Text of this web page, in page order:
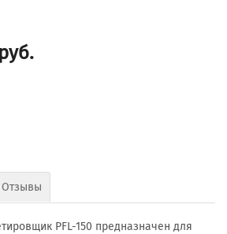
руб.
Отзывы
PFL-150 предназначен для